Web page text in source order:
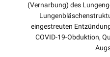
(Vernarbung) des
eingestreuten
COVID-19-Obduktion,